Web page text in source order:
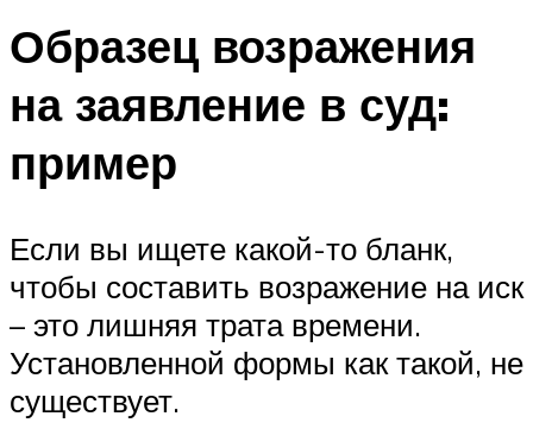
Образец возражения
на заявление в суд:
пример
Если вы ищете какой-то бланк,
чтобы составить возражение на иск
– это лишняя трата времени.
Установленной формы как такой, не
существует.